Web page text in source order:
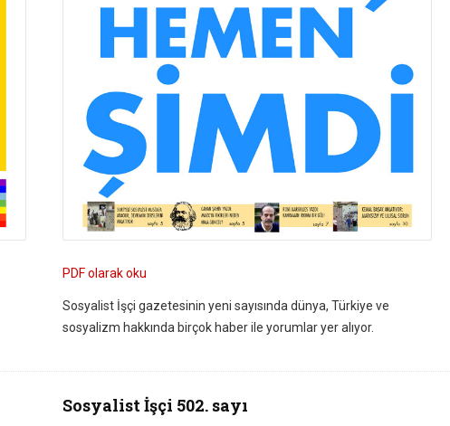
PDF olarak oku
Sosyalist İşçi gazetesinin yeni sayısında dünya, Türkiye ve
sosyalizm hakkında birçok haber ile yorumlar yer alıyor.
Sosyalist İşçi 502. sayı